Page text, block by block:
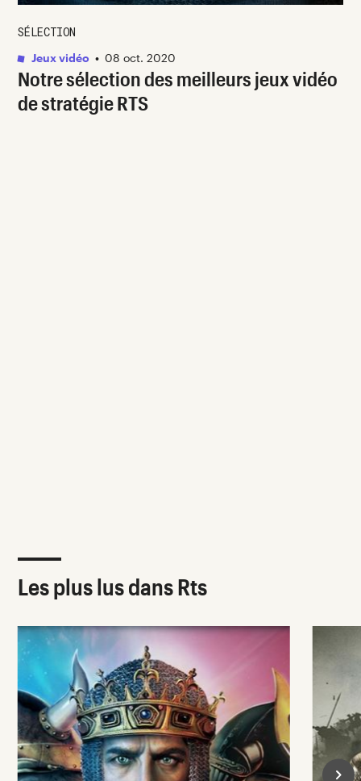
Notre sélection des meilleurs jeux vidéo
de stratégie RTS
SÉLECTION
Jeux vidéo • 08 oct. 2020
Les plus lus dans Rts